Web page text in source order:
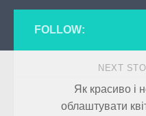
FOLLOW:
NEXT
Як красиво і
облаштувати